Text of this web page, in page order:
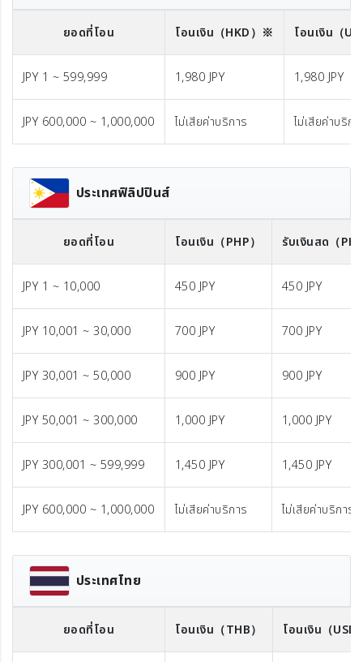
ยอดที่โอน โอนเงิน （HKD）※ โอนเงิน （
JPY 1 ~ 599,999 1,980 JPY 1,980 JPY
JPY 600,000 ~ 1,000,000 ไม่เสียค่าบริการ ไม่เสียค่าบริก
ประเทศฟิลิปปินส์
ยอดที่โอน โอนเงิน （PHP） รับเงินสด （
JPY 1 ~ 10,000 450 JPY 450 JPY
JPY 10,001 ~ 30,000 700 JPY 700 JPY
JPY 30,001 ~ 50,000 900 JPY 900 JPY
JPY 50,001 ~ 300,000 1,000 JPY 1,000 JPY
JPY 300,001 ~ 599,999 1,450 JPY 1,450 JPY
JPY 600,000 ~ 1,000,000 ไม่เสียค่าบริการ ไม่เสียค่าบริการ
ประเทศไทย
ยอดที่โอน โอนเงิน （THB） โอนเงิน （